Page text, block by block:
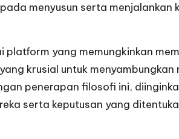
menyusun serta menjalankan
yang memungkinkan
krusial untuk
penerapan filosofi ini,
serta keputusan yang